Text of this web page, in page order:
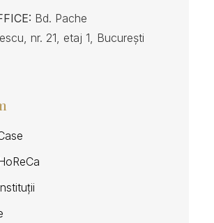
Bd. Pache
nr. 21, etaj 1, București